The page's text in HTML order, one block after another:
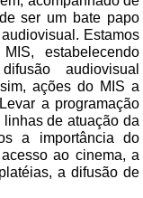
ser um bate papo
Estamos
estabelecendo
audiovisual
ações do MIS a
a programação
de atuação da
a importância do
ao cinema, a
a difusão de